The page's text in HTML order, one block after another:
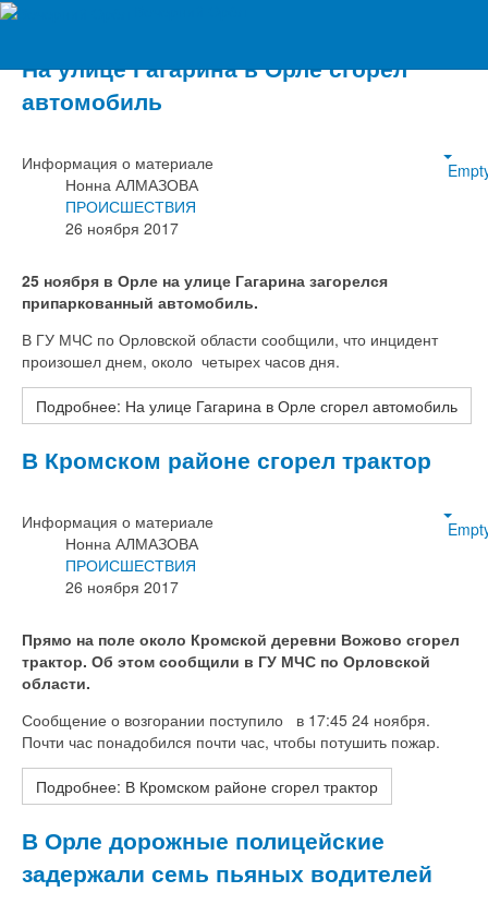
На улице Гагарина в Орле сгорел
автомобиль
Информация о материале
Нонна АЛМАЗОВА
ПРОИСШЕСТВИЯ
26 ноября 2017
25 ноября в Орле на улице Гагарина загорелся
припаркованный автомобиль.
В ГУ МЧС по Орловской области сообщили, что инцидент
произошел днем, около четырех часов дня.
Подробнее: На улице Гагарина в Орле сгорел автомобиль
В Кромском районе сгорел трактор
Информация о материале
Нонна АЛМАЗОВА
ПРОИСШЕСТВИЯ
26 ноября 2017
Прямо на поле около Кромской деревни Вожово сгорел
трактор. Об этом сообщили в ГУ МЧС по Орловской
области.
Сообщение о возгорании поступило в 17:45 24 ноября.
Почти час понадобился почти час, чтобы потушить пожар.
Подробнее: В Кромском районе сгорел трактор
В Орле дорожные полицейские
задержали семь пьяных водителей